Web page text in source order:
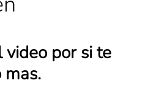
video por si te
mas.